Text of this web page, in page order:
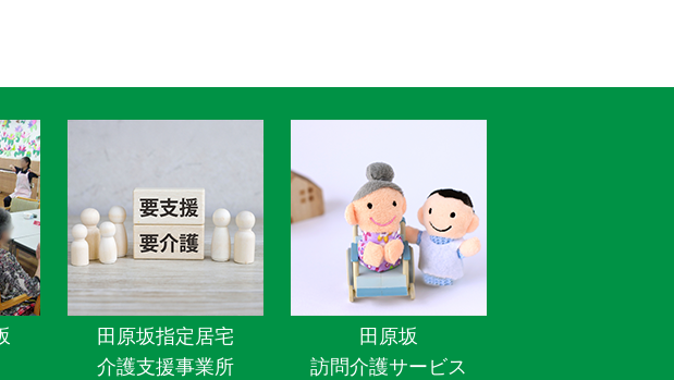
田原坂指定居宅
介護支援事業所
田原坂
訪問介護サービス